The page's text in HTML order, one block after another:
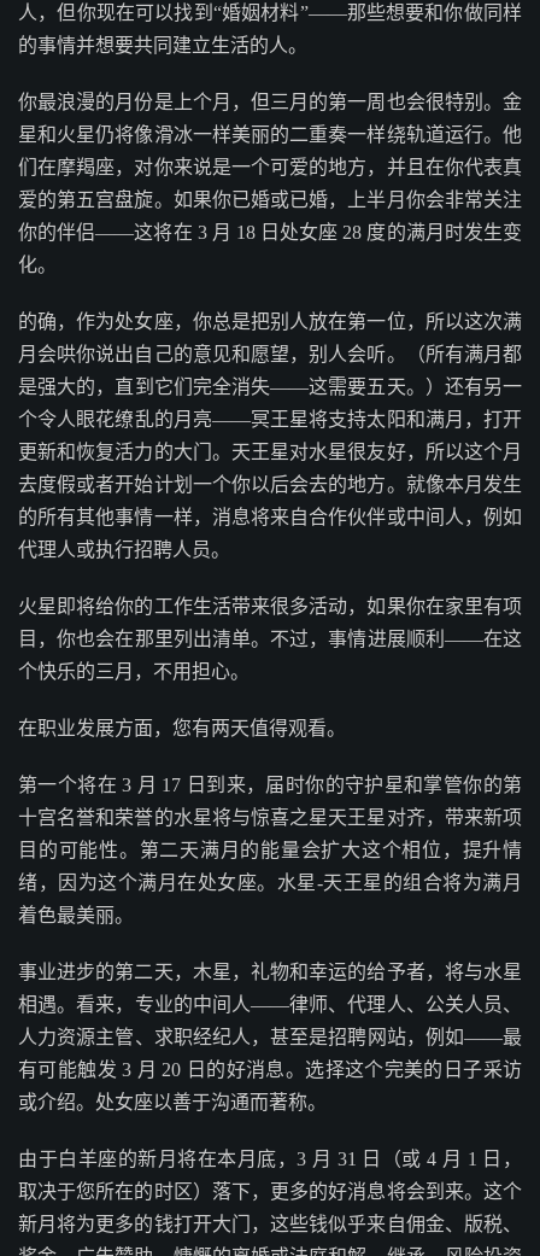
人，但你现在可以找到“婚姻材料”——那些想要和你做同样
的事情并想要共同建立生活的人。
你最浪漫的月份是上个月，但三月的第一周也会很特别。金
星和火星仍将像滑冰一样美丽的二重奏一样绕轨道运行。他
们在摩羯座，对你来说是一个可爱的地方，并且在你代表真
爱的第五宫盘旋。如果你已婚或已婚，上半月你会非常关注
你的伴侣——这将在 3 月 18 日处女座 28 度的满月时发生变
化。
的确，作为处女座，你总是把别人放在第一位，所以这次满
月会哄你说出自己的意见和愿望，别人会听。（所有满月都
是强大的，直到它们完全消失——这需要五天。）还有另一
个令人眼花缭乱的月亮——冥王星将支持太阳和满月，打开
更新和恢复活力的大门。天王星对水星很友好，所以这个月
去度假或者开始计划一个你以后会去的地方。就像本月发生
的所有其他事情一样，消息将来自合作伙伴或中间人，例如
代理人或执行招聘人员。
火星即将给你的工作生活带来很多活动，如果你在家里有项
目，你也会在那里列出清单。不过，事情进展顺利——在这
个快乐的三月，不用担心。
在职业发展方面，您有两天值得观看。
第一个将在 3 月 17 日到来，届时你的守护星和掌管你的第
十宫名誉和荣誉的水星将与惊喜之星天王星对齐，带来新项
目的可能性。第二天满月的能量会扩大这个相位，提升情
绪，因为这个满月在处女座。水星-天王星的组合将为满月
着色最美丽。
事业进步的第二天，木星，礼物和幸运的给予者，将与水星
相遇。看来，专业的中间人——律师、代理人、公关人员、
人力资源主管、求职经纪人，甚至是招聘网站，例如——最
有可能触发 3 月 20 日的好消息。选择这个完美的日子采访
或介绍。处女座以善于沟通而著称。
由于白羊座的新月将在本月底，3 月 31 日（或 4 月 1 日，
取决于您所在的时区）落下，更多的好消息将会到来。这个
新月将为更多的钱打开大门，这些钱似乎来自佣金、版税、